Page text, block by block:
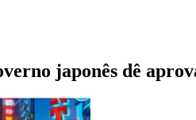
japonês dê